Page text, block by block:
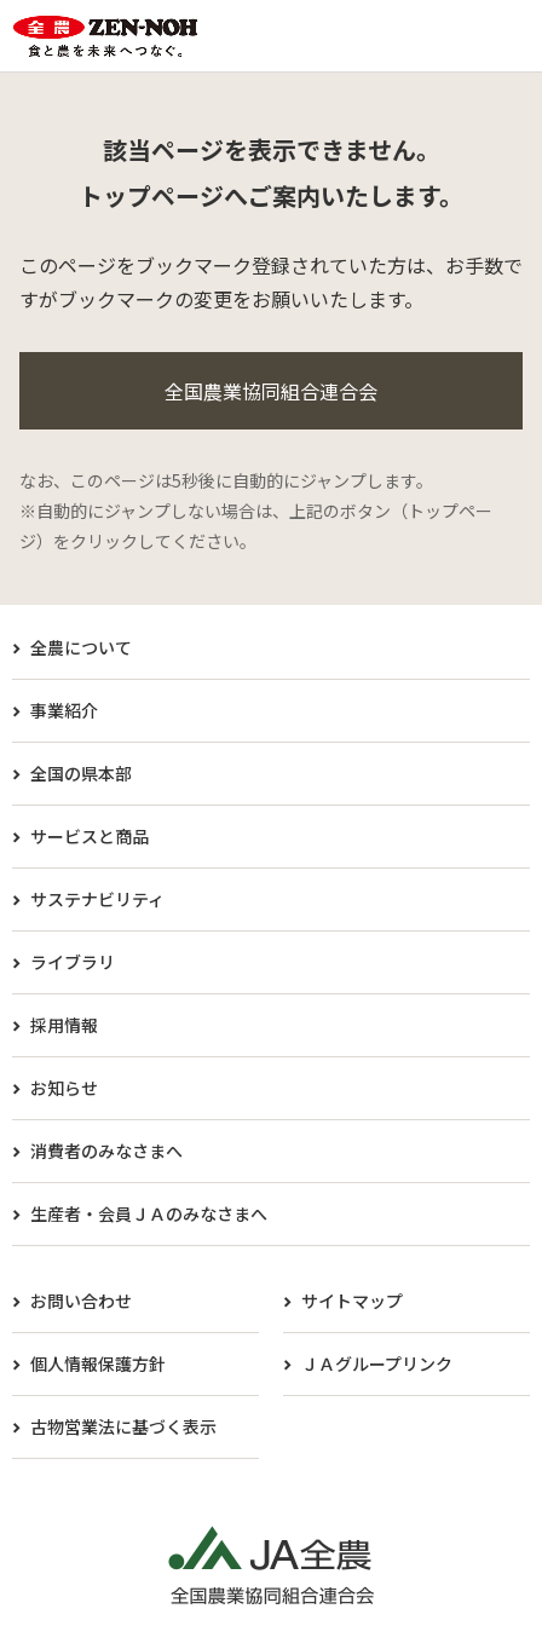
該当ページを表示できません。
トップページへご案内いたします。
このページをブックマーク登録されていた方は、 お手数で
すがブックマークの変更をお願いいたします。
全国農業協同組合連合会
なお、このページは5秒後に自動的にジャンプします。
※自動的にジャンプしない場合は、上記のボタン（トップペー
ジ）をクリックしてください。
全農について
事業紹介
全国の県本部
サービスと商品
サステナビリティ
ライブラリ
採用情報
お知らせ
消費者のみなさまへ
生産者・会員ＪＡのみなさまへ​
お問い合わせ サイトマップ
個人情報保護方針 ＪＡグループリンク
古物営業法に基づく表示